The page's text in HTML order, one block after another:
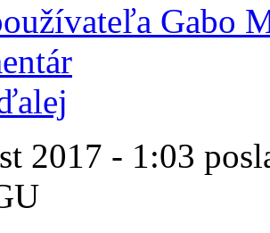
Gabo
2017 - 1:03